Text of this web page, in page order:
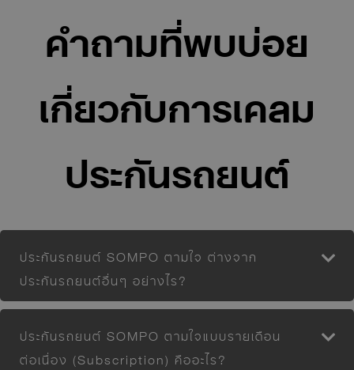
คำถามที่พบบ่อย
เกี่ยวกับการเคลม
ประกันรถยนต์
ประกันรถยนต์ SOMPO ตามใจ ต่างจาก
ประกันรถยนต์อื่นๆ อย่างไร?
ประกันรถยนต์ SOMPO ตามใจแบบรายเดือน
ต่อเนื่อง (Subscription) คืออะไร?